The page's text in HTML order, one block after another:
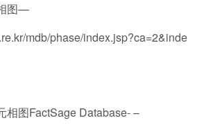
图—
mdb/phase/index.jsp?ca=2&inde
相图FactSage Database- –